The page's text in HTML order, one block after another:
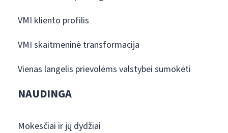
VMI kliento profilis
VMI skaitmeninė transformacija
Vienas langelis prievolėms valstybei sumokėti
NAUDINGA
Mokesčiai ir jų dydžiai